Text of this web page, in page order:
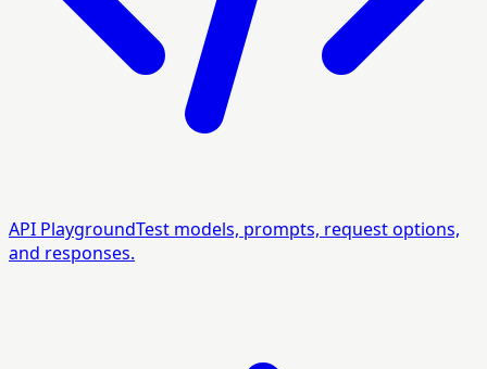
API PlaygroundTest models, prompts, request options,
and responses.